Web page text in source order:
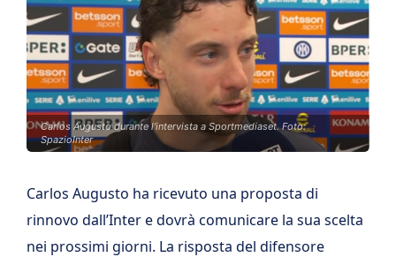
Carlos Augusto durante l'intervista a Sportmediaset. Foto:
SpazioInter
Carlos Augusto ha ricevuto una proposta di
rinnovo dall’Inter e dovrà comunicare la sua scelta
nei prossimi giorni. La risposta del difensore